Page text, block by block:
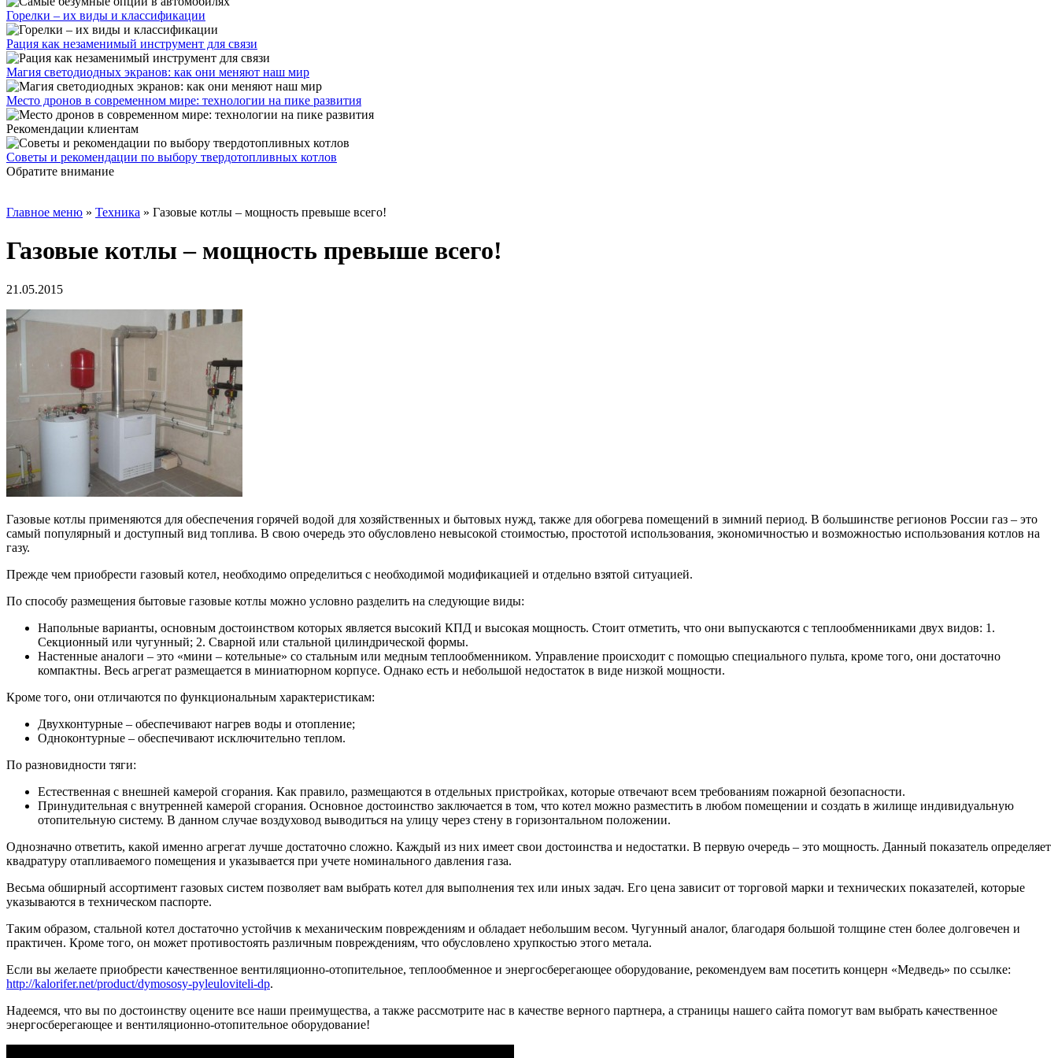
Горелки – их виды и классификации
Рация как незаменимый инструмент для связи
Магия светодиодных экранов: как они меняют наш мир
Место дронов в современном мире: технологии на пике развития
Рекомендации клиентам
Советы и рекомендации по выбору твердотопливных котлов
Обратите внимание
Главное меню » Техника » Газовые котлы – мощность превыше всего!
Газовые котлы – мощность превыше всего!
21.05.2015
Газовые котлы применяются для обеспечения горячей водой для хозяйственных и бытовых нужд, также для обогрева помещений в зимний период. В большинстве регионов России газ – это
самый популярный и доступный вид топлива. В свою очередь это обусловлено невысокой стоимостью, простотой использования, экономичностью и возможностью использования котлов на
газу.
Прежде чем приобрести газовый котел, необходимо определиться с необходимой модификацией и отдельно взятой ситуацией.
По способу размещения бытовые газовые котлы можно условно разделить на следующие виды:
Напольные варианты, основным достоинством которых является высокий КПД и высокая мощность. Стоит отметить, что они выпускаются с теплообменниками двух видов: 1.
Секционный или чугунный; 2. Сварной или стальной цилиндрической формы.
Настенные аналоги – это «мини – котельные» со стальным или медным теплообменником. Управление происходит с помощью специального пульта, кроме того, они достаточно
компактны. Весь агрегат размещается в миниатюрном корпусе. Однако есть и небольшой недостаток в виде низкой мощности.
Кроме того, они отличаются по функциональным характеристикам:
Двухконтурные – обеспечивают нагрев воды и отопление;
Одноконтурные – обеспечивают исключительно теплом.
По разновидности тяги:
Естественная с внешней камерой сгорания. Как правило, размещаются в отдельных пристройках, которые отвечают всем требованиям пожарной безопасности.
Принудительная с внутренней камерой сгорания. Основное достоинство заключается в том, что котел можно разместить в любом помещении и создать в жилище индивидуальную
отопительную систему. В данном случае воздуховод выводиться на улицу через стену в горизонтальном положении.
Однозначно ответить, какой именно агрегат лучше достаточно сложно. Каждый из них имеет свои достоинства и недостатки. В первую очередь – это мощность. Данный показатель определяет
квадратуру отапливаемого помещения и указывается при учете номинального давления газа.
Весьма обширный ассортимент газовых систем позволяет вам выбрать котел для выполнения тех или иных задач. Его цена зависит от торговой марки и технических показателей, которые
указываются в техническом паспорте.
Таким образом, стальной котел достаточно устойчив к механическим повреждениям и обладает небольшим весом. Чугунный аналог, благодаря большой толщине стен более долговечен и
практичен. Кроме того, он может противостоять различным повреждениям, что обусловлено хрупкостью этого метала.
Если вы желаете приобрести качественное вентиляционно-отопительное, теплообменное и энергосберегающее оборудование, рекомендуем вам посетить концерн «Медведь» по ссылке:
http://kalorifer.net/product/dymososy-pyleuloviteli-dp.
Надеемся, что вы по достоинству оцените все наши преимущества, а также рассмотрите нас в качестве верного партнера, а страницы нашего сайта помогут вам выбрать качественное
энергосберегающее и вентиляционно-отопительное оборудование!